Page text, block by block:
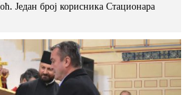
Један број корисника Стационара